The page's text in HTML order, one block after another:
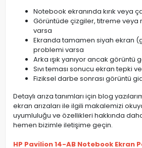
Notebook ekranında kırık veya
Görüntüde çizgiler, titreme veya
varsa
Ekranda tamamen siyah ekran
problemi varsa
Arka ışık yanıyor ancak görüntü
Sıvı teması sonucu ekran tepki
Fiziksel darbe sonrası görüntü
Detaylı arıza tanımları için blog
ekran arızaları ile ilgili makalemizi
uyumluluğu ve özellikleri hakkında
hemen bizimle iletişime geçin.
HP Pavilion 14-AB Notebook Ekran